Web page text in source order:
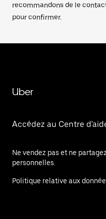
recommandons de le
pour confirmer.
Uber
Accédez au Centre
Ne vendez pas et ne
personnelles.
Politique relative aux